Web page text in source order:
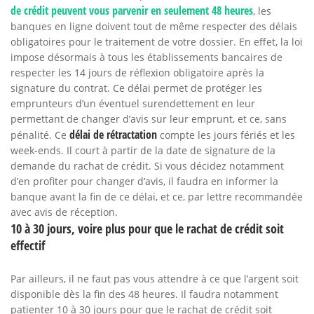
de crédit peuvent vous parvenir en seulement 48 heures, les
banques en ligne doivent tout de même respecter des délais
obligatoires pour le traitement de votre dossier. En effet, la loi
impose désormais à tous les établissements bancaires de
respecter les 14 jours de réflexion obligatoire après la
signature du contrat. Ce délai permet de protéger les
emprunteurs d’un éventuel surendettement en leur
permettant de changer d’avis sur leur emprunt, et ce, sans
pénalité. Ce délai de rétractation compte les jours fériés et les
week-ends. Il court à partir de la date de signature de la
demande du rachat de crédit. Si vous décidez notamment
d’en profiter pour changer d’avis, il faudra en informer la
banque avant la fin de ce délai, et ce, par lettre recommandée
avec avis de réception.
10 à 30 jours, voire plus pour que le rachat de crédit soit
effectif
Par ailleurs, il ne faut pas vous attendre à ce que l’argent soit
disponible dès la fin des 48 heures. Il faudra notamment
patienter 10 à 30 jours pour que le rachat de crédit soit